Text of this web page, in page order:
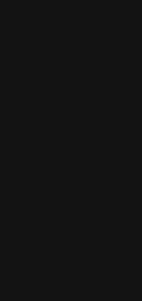
了完全体，